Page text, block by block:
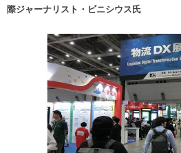
際ジャーナリスト・ビニシウス氏